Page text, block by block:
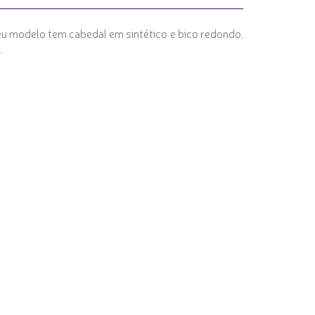
modelo tem cabedal em sintético e bico redondo,